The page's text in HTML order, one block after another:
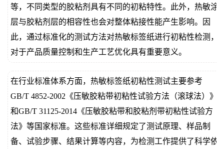
等，不同类型的胶粘剂具有不同的初粘特性。此外，热敏涂
层与胶粘剂层的相容性也会对整体粘接性能产生影响。因
此，通过标准化的测试方法对热敏标签纸进行初粘性检测，
对于产品质量控制和生产工艺优化具有重要意义。
在行业标准体系方面，热敏标签纸初粘性测试主要参考
GB/T 4852-2002《压敏胶粘带初粘性试验方法（滚球法）》
和GB/T 31125-2014《压敏胶粘带和胶粘剂带初粘性试验方
法》等国家标准。这些标准详细规定了测试原理、样品制
备、试验步骤、结果计算等内容，为检测工作提供了科学依